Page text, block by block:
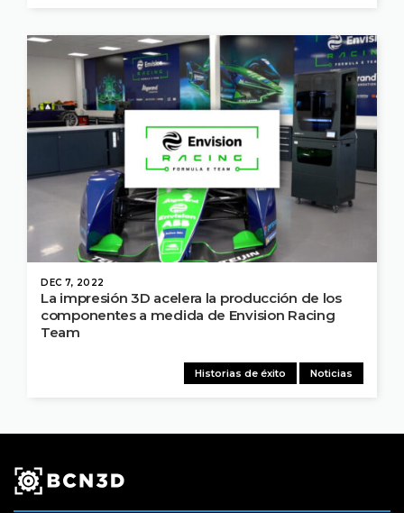
DEC 7, 2022
Historias de éxito Noticias
La impresión 3D acelera la producción de los
componentes a medida de Envision Racing
Team